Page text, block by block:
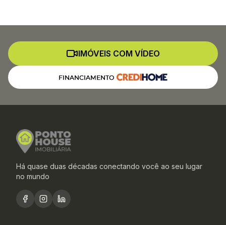
IMÓVEIS COM VÍDEO
Há quase duas décadas conectando você ao seu lugar
no mundo